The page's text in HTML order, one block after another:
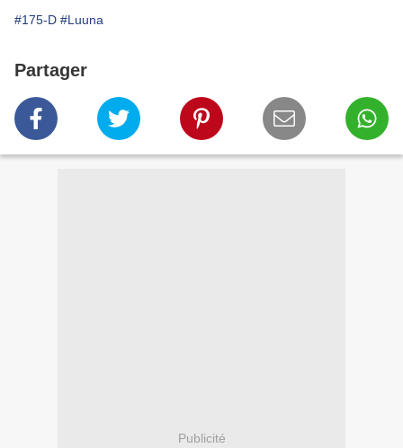
#175-D #Luuna
Partager
Publicité